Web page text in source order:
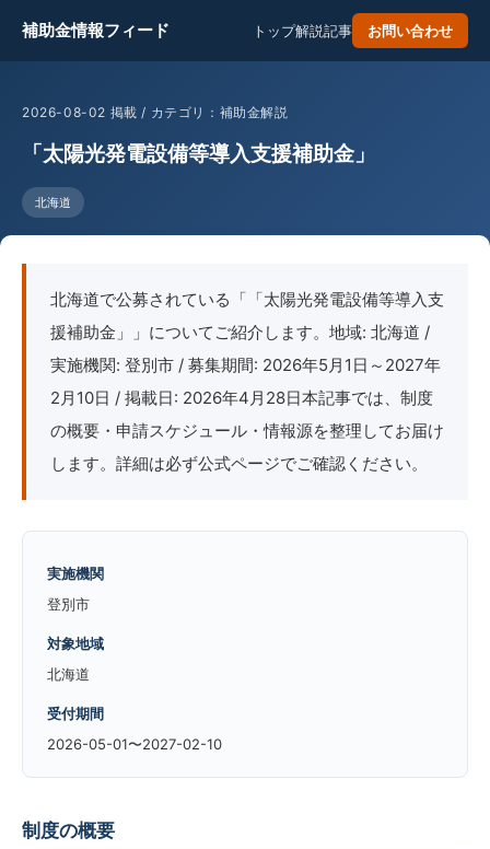
補助金情報フィード トップ解説記事 お問い合わせ
2026-08-02 掲載 / カテゴリ：補助金解説
「太陽光発電設備等導入支援補助金」
北海道
北海道で公募されている「「太陽光発電設備等導入支
援補助金」」についてご紹介します。地域: 北海道 /
実施機関: 登別市 / 募集期間: 2026年5月1日～2027年
2月10日 / 掲載日: 2026年4月28日本記事では、制度
の概要・申請スケジュール・情報源を整理してお届け
します。詳細は必ず公式ページでご確認ください。
実施機関
登別市
対象地域
北海道
受付期間
2026-05-01〜2027-02-10
制度の概要